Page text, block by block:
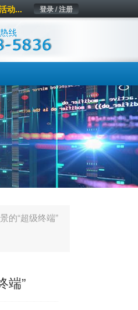
登录 / 注册
动...
的“超级终端”
端”